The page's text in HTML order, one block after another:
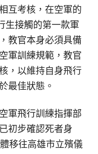
互考核，在空軍的
生接觸的第一款軍
教官本身必須具備
軍訓練規範，教官
，以維持自身飛行
最佳狀態。
軍飛行訓練指揮部
初步確認死者身
移往高雄市立殯儀